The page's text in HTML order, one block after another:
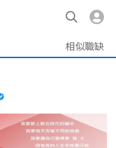
相似職缺